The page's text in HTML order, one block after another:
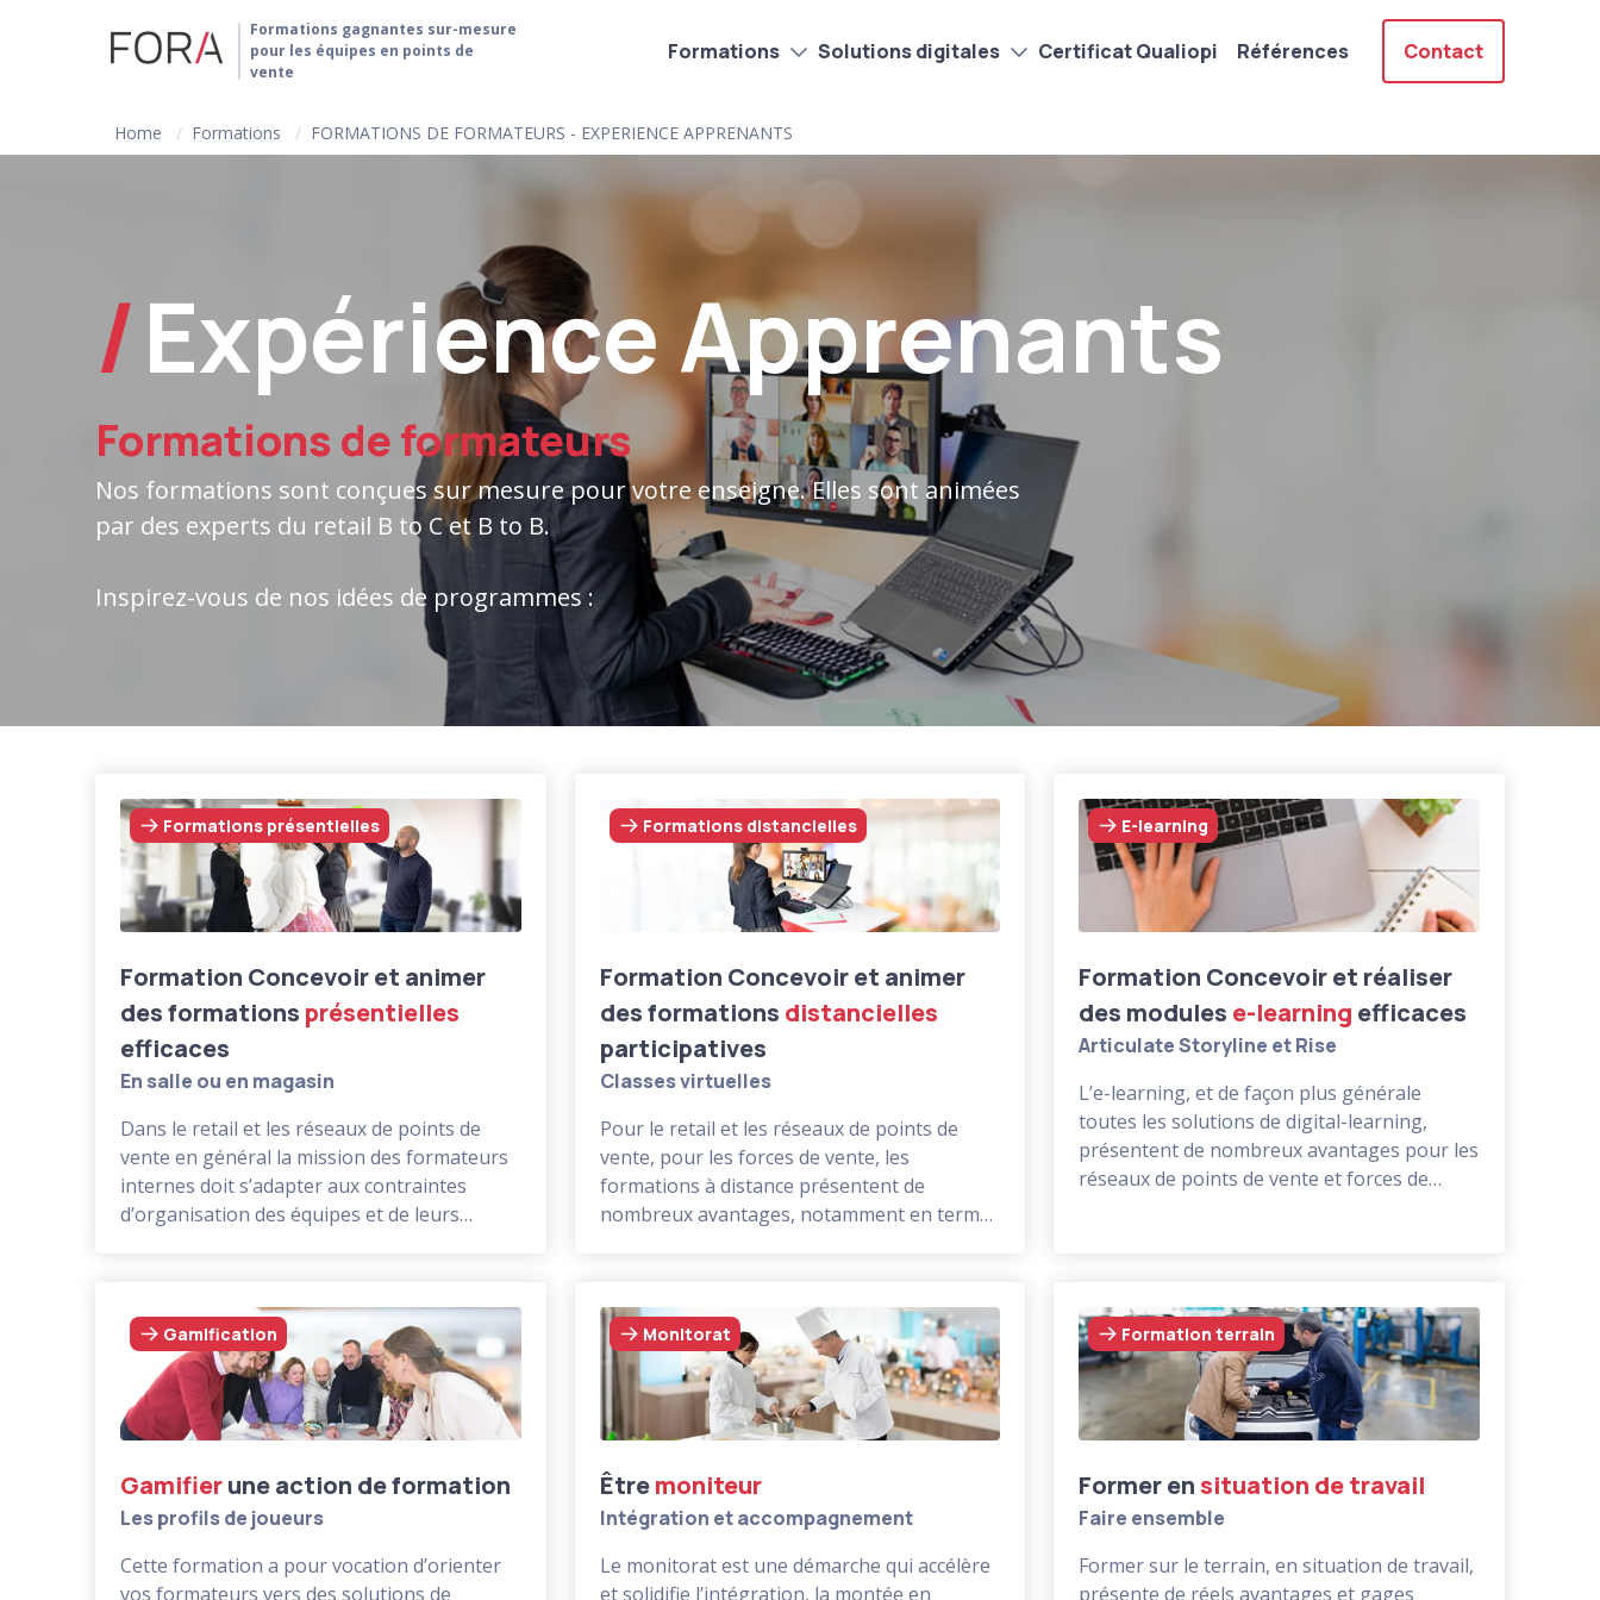
Formations gagnantes sur-mesure
pour les équipes en points de
vente
Formations Solutions digitales Certificat Qualiopi Références Contact
Home Formations FORMATIONS DE FORMATEURS - EXPERIENCE APPRENANTS
Expérience Apprenants
Formations de formateurs
Nos formations sont conçues sur mesure pour votre enseigne. Elles sont animées
par des experts du retail B to C et B to B.
Inspirez-vous de nos idées de programmes :
Formations présentielles
Formation Concevoir et animer
des formations présentielles
efficaces
En salle ou en magasin
Dans le retail et les réseaux de points de
vente en général la mission des formateurs
internes doit s’adapter aux contraintes
d’organisation des équipes et de leurs
fixation des objectifs de formation,
conception des contenus, choix des
pédagogies, création des supports,
préparation matérielle, déroulement de la
formation et des interactions pédagogiques,
synthèse et conclusion.
Formations distancielles
Formation Concevoir et animer
des formations distancielles
participatives
Classes virtuelles
Pour le retail et les réseaux de points de
vente, pour les forces de vente, les
formations à distance présentent de
nombreux avantages, notamment en termes
conditions de maîtriser la technique et les
méthodes pédagogiques adéquates.
E-learning
Formation Concevoir et réaliser
des modules e-learning efficaces
Articulate Storyline et Rise
L’e-learning, et de façon plus générale
toutes les solutions de digital-learning,
présentent de nombreux avantages pour les
réseaux de points de vente et forces de
l'efficacité et la satisfaction des utilisateurs.
Gamification
Gamifierune action de formation
Les profils de joueurs
Cette formation a pour vocation d’orienter
vos formateurs vers des solutions de
Monitorat
Êtremoniteur
Intégration et accompagnement
Le monitorat est une démarche qui accélère
et solidifie l’intégration, la montée en
Formation terrain
Former ensituation de travail
Faire ensemble
Former sur le terrain, en situation de travail,
présente de réels avantages et gages